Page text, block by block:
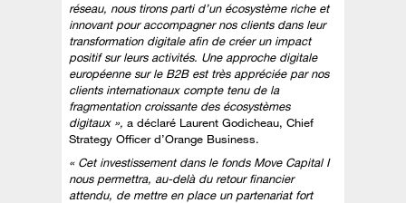
réseau, nous tirons parti d’un écosystème riche et
innovant pour accompagner nos clients dans leur
transformation digitale afin de créer un impact
positif sur leurs activités. Une approche digitale
européenne sur le B2B est très appréciée par nos
clients internationaux compte tenu de la
fragmentation croissante des écosystèmes
digitaux », a déclaré Laurent Godicheau, Chief
Strategy Officer d’Orange Business.
« Cet investissement dans le fonds Move Capital I
nous permettra, au-delà du retour financier
attendu, de mettre en place un partenariat fort